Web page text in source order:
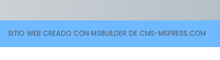
SITIO WEB CREADO CON MSBUILDER DE CMS-MSPRESS.COM